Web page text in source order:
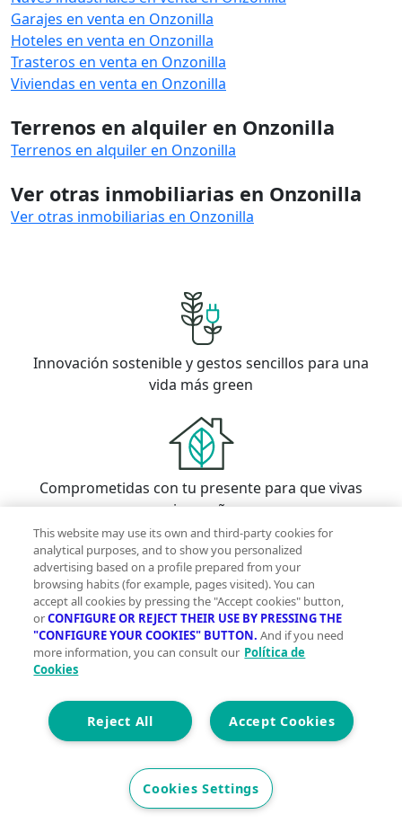
Garajes en venta en Onzonilla
Hoteles en venta en Onzonilla
Trasteros en venta en Onzonilla
Viviendas en venta en Onzonilla
Terrenos en alquiler en Onzonilla
Terrenos en alquiler en Onzonilla
Ver otras inmobiliarias en Onzonilla
Ver otras inmobiliarias en Onzonilla
Innovación sostenible y gestos sencillos para una
vida más green
Comprometidas con tu presente para que vivas
mejor mañana
Con la garantía de contar con profesionales
verificados
Descubre vivegreen.com
Inmuebles Información Green InmobiliariasQuienes
This website may use its own and third-party cookies for
analytical purposes, and to show you personalized
advertising based on a profile prepared from your
browsing habits (for example, pages visited). You can
accept all cookies by pressing the "Accept cookies" button,
orCONFIGURE OR REJECT THEIR USE BY PRESSING THE
"CONFIGURE YOUR COOKIES" BUTTON. And if you need
more information, you can consult our Política de
Cookies
Accept Cookies
Reject All
Cookies Settings